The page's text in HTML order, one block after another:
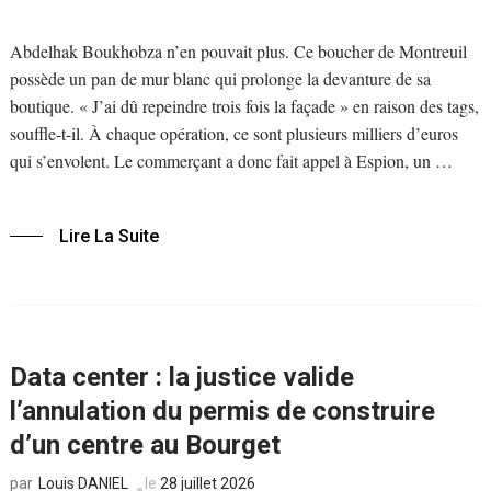
Abdelhak Boukhobza n’en pouvait plus. Ce boucher de Montreuil
possède un pan de mur blanc qui prolonge la devanture de sa
boutique. « J’ai dû repeindre trois fois la façade » en raison des tags,
souffle-t-il. À chaque opération, ce sont plusieurs milliers d’euros
qui s’envolent. Le commerçant a donc fait appel à Espion, un …
Lire La Suite
Data center : la justice valide
l’annulation du permis de construire
d’un centre au Bourget
par Louis DANIEL le 28 juillet 2026